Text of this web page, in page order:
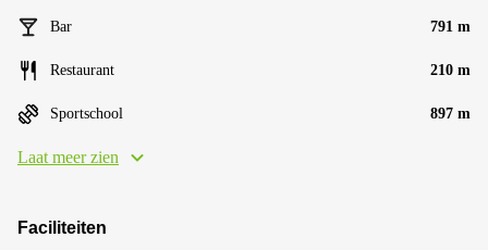
Bar 791 m
Restaurant 210 m
Sportschool 897 m
Laat meer zien
Faciliteiten